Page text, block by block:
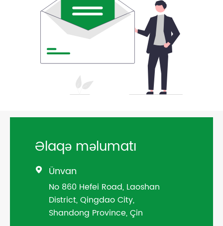
Əlaqə məlumatı
 Ünvan
No 860 Hefei Road, Laoshan
District, Qingdao City,
Shandong Province, Çin